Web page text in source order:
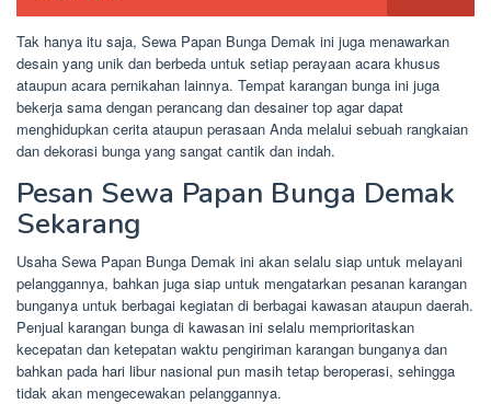
Tak hanya itu saja, Sewa Papan Bunga Demak ini juga menawarkan
desain yang unik dan berbeda untuk setiap perayaan acara khusus
ataupun acara pernikahan lainnya. Tempat karangan bunga ini juga
bekerja sama dengan perancang dan desainer top agar dapat
menghidupkan cerita ataupun perasaan Anda melalui sebuah rangkaian
dan dekorasi bunga yang sangat cantik dan indah.
Pesan Sewa Papan Bunga Demak
Sekarang
Usaha Sewa Papan Bunga Demak ini akan selalu siap untuk melayani
pelanggannya, bahkan juga siap untuk mengatarkan pesanan karangan
bunganya untuk berbagai kegiatan di berbagai kawasan ataupun daerah.
Penjual karangan bunga di kawasan ini selalu memprioritaskan
kecepatan dan ketepatan waktu pengiriman karangan bunganya dan
bahkan pada hari libur nasional pun masih tetap beroperasi, sehingga
tidak akan mengecewakan pelanggannya.